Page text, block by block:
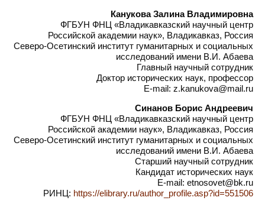
Канукова Залина Владимировна
ФГБУН ФНЦ «Владикавказский научный центр
Российской академии наук», Владикавказ, Россия
Северо-Осетинский институт гуманитарных и социальных
исследований имени В.И. Абаева
Главный научный сотрудник
Доктор исторических наук, профессор
E-mail: z.kanukova@mail.ru
Синанов Борис Андреевич
ФГБУН ФНЦ «Владикавказский научный центр
Российской академии наук», Владикавказ, Россия
Северо-Осетинский институт гуманитарных и социальных
исследований имени В.И. Абаева
Старший научный сотрудник
Кандидат исторических наук
E-mail: etnosovet@bk.ru
РИНЦ: https://elibrary.ru/author_profile.asp?id=551506